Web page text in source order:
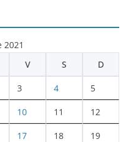
V S D
3 4 5
10 11 12
17 18 19